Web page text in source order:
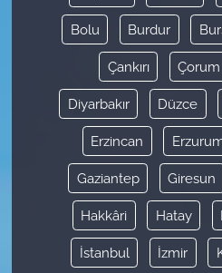
Bolu Burdur
Çankırı Çorum
Diyarbakır Düzce
Erzincan
Gaziantep Giresun
Hakkâri Hatay
İstanbul İzmir